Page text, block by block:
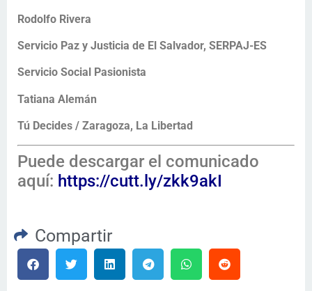
Rodolfo Rivera
Servicio Paz y Justicia de El Salvador, SERPAJ-ES
Servicio Social Pasionista
Tatiana Alemán
Tú Decides / Zaragoza, La Libertad
Puede descargar el comunicado
aquí: https://cutt.ly/zkk9akI
Compartir